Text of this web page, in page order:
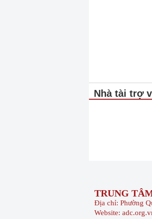
Nhà tài trợ
TRUNG
Địa chỉ: Phường
Website: